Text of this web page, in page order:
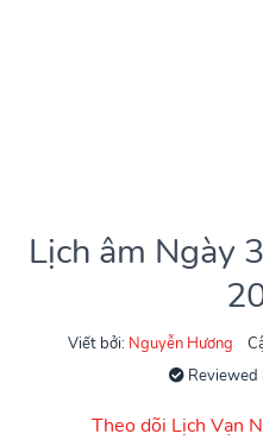
Lịch âm Ngày
Viết bởi: Nguyễn Hương
Reviewed
Theo dõi Lịch Vạn